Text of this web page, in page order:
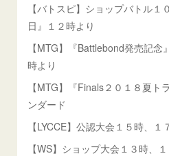
【バトスピ】ショップバトル
日』１２時より
【MTG】『Battlebond発売記念
時より
【MTG】『Finals２０１８夏ト
ンダード
【LYCCE】公認大会１５時、１
【WS】ショップ大会１３時、